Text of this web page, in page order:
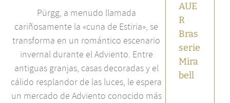
Pürgg, a menudo llamada
cariñosamente la «cuna de Estiria», se
transforma en un romántico escenario
invernal durante el Adviento. Entre
antiguas granjas, casas decoradas y el
cálido resplandor de las luces, le espera
un mercado de Adviento conocido más
AUE
R
Bras
serie
Mira
bell